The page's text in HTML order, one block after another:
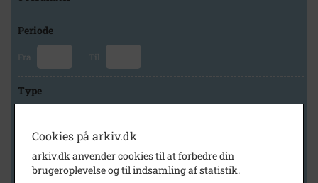
Periode
Fra Til
Type
Arkiv
Skive Byarkiv
Cookies på arkiv.dk
arkiv.dk anvender cookies til at forbedre din
brugeroplevelse og til indsamling af statistik.